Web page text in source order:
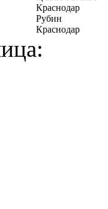
Краснодар
Рубин
Краснодар